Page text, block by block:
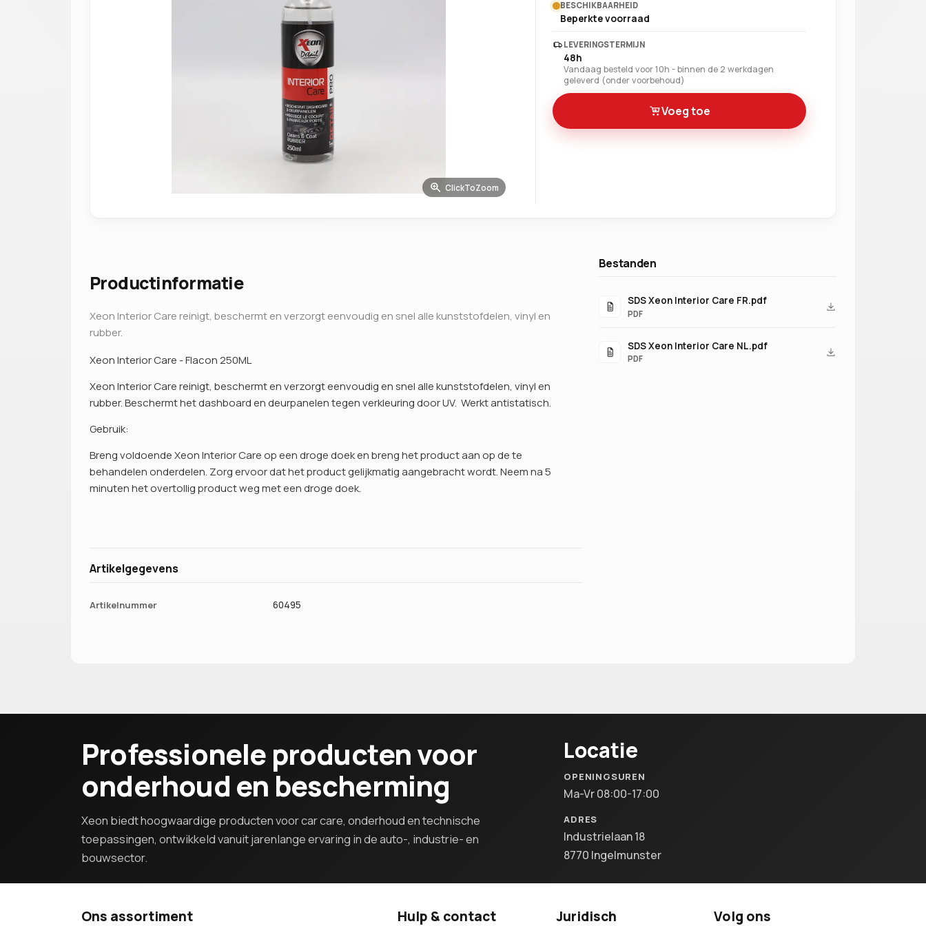
ClickToZoom
BESCHIKBAARHEID
Beperkte voorraad
LEVERINGSTERMIJN
48h
Vandaag besteld voor 10h - binnen de 2 werkdagen
geleverd (onder voorbehoud)
Voeg toe
Productinformatie
Xeon Interior Care reinigt, beschermt en verzorgt eenvoudig en snel alle kunststofdelen, vinyl en
rubber.
Xeon Interior Care - Flacon 250ML
Xeon Interior Care reinigt, beschermt en verzorgt eenvoudig en snel alle kunststofdelen, vinyl en
rubber. Beschermt het dashboard en deurpanelen tegen verkleuring door UV. Werkt antistatisch.
Gebruik:
Breng voldoende Xeon Interior Care op een droge doek en breng het product aan op de te
behandelen onderdelen. Zorg ervoor dat het product gelijkmatig aangebracht wordt. Neem na 5
minuten het overtollig product weg met een droge doek.
Artikelgegevens
Artikelnummer 60495
Bestanden
SDS Xeon Interior Care FR.pdf
PDF
SDS Xeon Interior Care NL.pdf
PDF
Professionele producten voor
onderhoud en bescherming
Xeon biedt hoogwaardige producten voor car care, onderhoud en technische
toepassingen, ontwikkeld vanuit jarenlange ervaring in de auto-, industrie- en
bouwsector.
Locatie
OPENINGSUREN
Ma-Vr 08:00-17:00
ADRES
Industrielaan 18
8770 Ingelmunster
Ons assortiment Hulp & contact Juridisch Volg ons